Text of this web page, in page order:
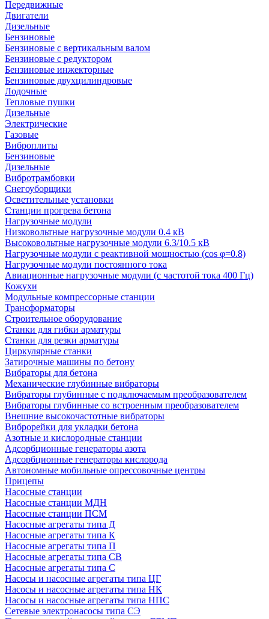
Передвижные
Двигатели
Дизельные
Бензиновые
Бензиновые с вертикальным валом
Бензиновые с редуктором
Бензиновые инжекторные
Бензиновые двухцилиндровые
Лодочные
Тепловые пушки
Дизельные
Электрические
Газовые
Виброплиты
Бензиновые
Дизельные
Вибротрамбовки
Снегоуборщики
Осветительные установки
Станции прогрева бетона
Нагрузочные модули
Низковольтные нагрузочные модули 0.4 кВ
Высоковольтные нагрузочные модули 6.3/10.5 кВ
Нагрузочные модули с реактивной мощностью (cos φ=0.8)
Нагрузочные модули постоянного тока
Авиационные нагрузочные модули (с частотой тока 400 Гц)
Кожухи
Модульные компрессорные станции
Трансформаторы
Строительное оборудование
Станки для гибки арматуры
Станки для резки арматуры
Циркулярные станки
Затирочные машины по бетону
Вибраторы для бетона
Механические глубинные вибраторы
Вибраторы глубинные с подключаемым преобразователем
Вибраторы глубинные со встроенным преобразователем
Внешние высокочастотные вибраторы
Виброрейки для укладки бетона
Азотные и кислородные станции
Адсорбционные генераторы азота
Адсорбционные генераторы кислорода
Автономные мобильные опрессовочные центры
Прицепы
Насосные станции
Насосные станции МДН
Насосные станции ПСМ
Насосные агрегаты типа Д
Насосные агрегаты типа К
Насосные агрегаты типа П
Насосные агрегаты типа СВ
Насосные агрегаты типа С
Насосы и насосные агрегаты типа ЦГ
Насосы и насосные агрегаты типа НК
Насосы и насосные агрегаты типа НПС
Сетевые электронасосы типа СЭ